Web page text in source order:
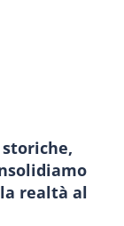
realtà al